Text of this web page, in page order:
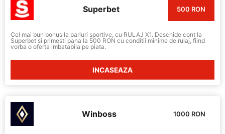
Superbet 500 RON
Cel mai bun bonus la pariuri sportive, cu RULAJ X1. Deschide cont la
Superbet si primesti pana la 500 RON cu conditii minime de rulaj, fiind
vorba o oferta imbatabila pe piata.
INCASEAZA
Winboss 1000 RON